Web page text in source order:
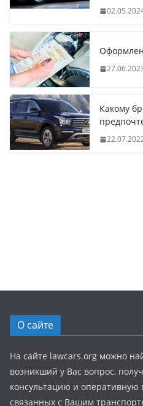
Какому
О сайте
На сайте lawcars.org можно
возникший у Вас вопрос,
консультацию и
связанных с Вашим